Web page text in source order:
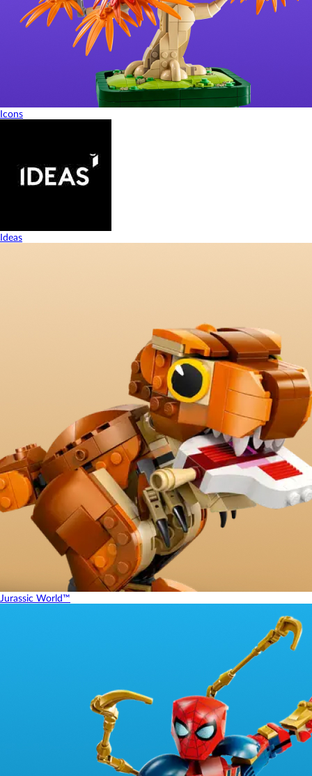
Icons
Ideas
Jurassic World™